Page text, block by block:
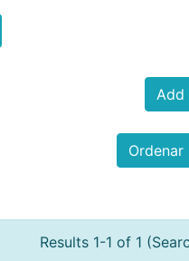
Add
Results 1-1 of 1